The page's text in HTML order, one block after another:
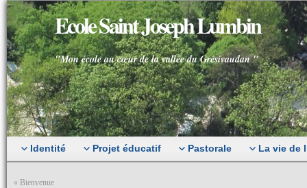
Ecole Saint Joseph Lumbin
"Mon école au cœur de la vallée du Grésivaudan "
Identité Projet éducatif Pastorale La vie de
« Bienvenue